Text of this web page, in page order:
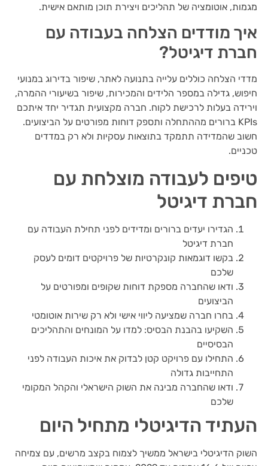
מגמות, אוטומציה של תהליכים ויצירת תוכן מותאם אישית.
איך מודדים הצלחה בעבודה עם
חברת דיגיטל?
מדדי הצלחה כוללים עלייה בתנועה לאתר, שיפור בדירוג במנועי
חיפוש, גדילה במספר הלידים והמכירות, שיפור בשיעורי ההמרה,
וירידה בעלות לרכישת לקוח. חברה מקצועית תגדיר יחד איתכם
KPIs ברורים מההתחלה ותספק דוחות מפורטים על הביצועים.
חשוב שהמדידה תתמקד בתוצאות עסקיות ולא רק במדדים
טכניים.
טיפים לעבודה מוצלחת עם
חברת דיגיטל
הגדירו יעדים ברורים ומדידים לפני תחילת העבודה עם
חברת דיגיטל
בקשו דוגמאות קונקרטיות של פרויקטים דומים לעסק
שלכם
ודאו שהחברה מספקת דוחות שקופים ומפורטים על
הביצועים
בחרו חברה שמציעה ליווי אישי ולא רק שירות אוטומטי
השקיעו בהבנת הבסיס: למדו על המונחים והתהליכים
הבסיסיים
התחילו עם פרויקט קטן לבדוק את איכות העבודה לפני
התחייבות גדולה
ודאו שהחברה מבינה את השוק הישראלי והקהל המקומי
שלכם
העתיד הדיגיטלי מתחיל היום
השוק הדיגיטלי בישראל ממשיך לצמוח בקצב מרשים, עם צמיחה